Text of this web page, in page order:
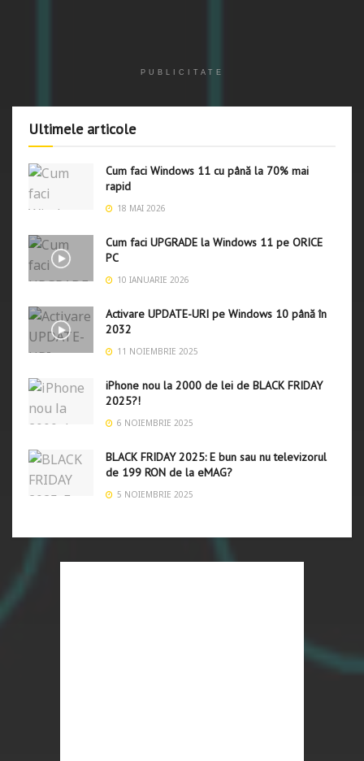
PUBLICITATE
Ultimele articole
Cum faci Windows 11 cu până la 70% mai
rapid
18 MAI 2026
Cum faci UPGRADE la Windows 11 pe ORICE
PC
10 IANUARIE 2026
Activare UPDATE-URI pe Windows 10 până în
2032
11 NOIEMBRIE 2025
iPhone nou la 2000 de lei de BLACK FRIDAY
2025?!
6 NOIEMBRIE 2025
BLACK FRIDAY 2025: E bun sau nu televizorul
de 199 RON de la eMAG?
5 NOIEMBRIE 2025